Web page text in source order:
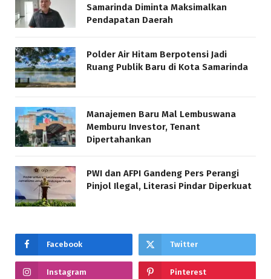
Samarinda Diminta Maksimalkan
Pendapatan Daerah
Polder Air Hitam Berpotensi Jadi
Ruang Publik Baru di Kota Samarinda
Manajemen Baru Mal Lembuswana
Memburu Investor, Tenant
Dipertahankan
PWI dan AFPI Gandeng Pers Perangi
Pinjol Ilegal, Literasi Pindar Diperkuat
Facebook Twitter
Instagram Pinterest